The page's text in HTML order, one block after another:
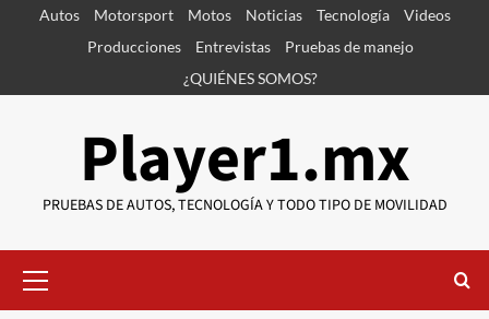
SaltarAutos Motorsport Motos Noticias Tecnología
Videos
Producciones
Entrevistas
Pruebas de manejo
¿QUIÉNES SOMOS?
Player1.mx
PRUEBAS DE AUTOS, TECNOLOGÍA Y TODO TIPO DE MOVILIDAD
primario